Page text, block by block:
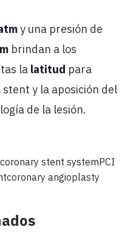
y una presión de
brindan a los
la latitud para
y la aposición del
de la lesión.
coronary stent systemPCI
coronary angioplasty